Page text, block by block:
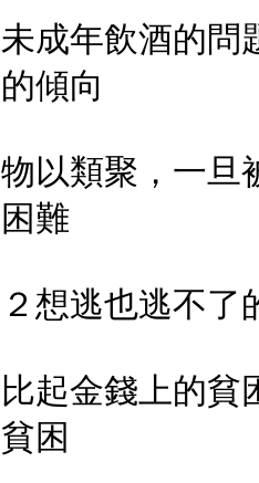
未成年飲酒的問
的傾向
物以類聚，一旦
困難
２想逃也逃不了
比起金錢上的貧
貧困